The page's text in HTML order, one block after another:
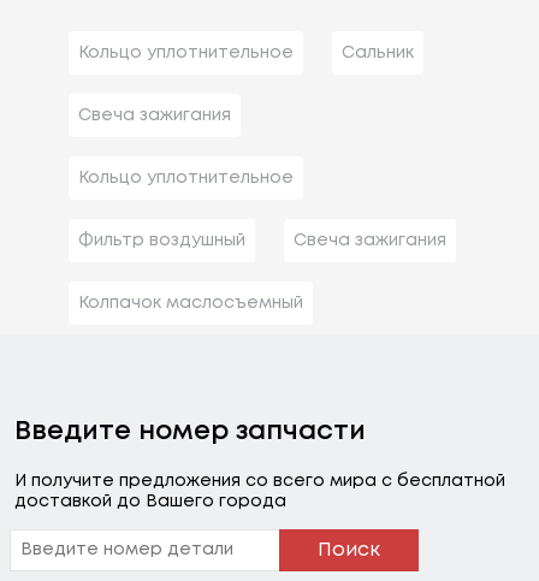
Кольцо уплотнительное Сальник
Свеча зажигания
Кольцо уплотнительное
Фильтр воздушный Свеча зажигания
Колпачок маслосъемный
Введите номер запчасти
И получите предложения со всего мира с бесплатной
доставкой до Вашего города
Поиск